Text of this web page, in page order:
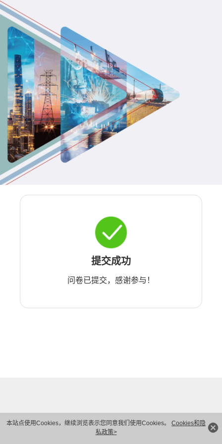
本站点使用Cookies，继续浏览表示您同意我们使用Cookies。 Cookies和隐
私政策>
提交成功
问卷已提交，感谢参与！